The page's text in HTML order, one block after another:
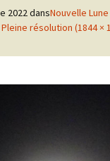
2022dansNouvelle
Pleine résolution (1844 ×